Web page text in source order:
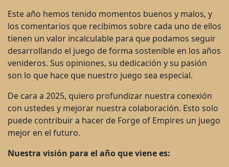
Este año hemos tenido momentos buenos y malos, y
los comentarios que recibimos sobre cada uno de ellos
tienen un valor incalculable para que podamos seguir
desarrollando el juego de forma sostenible en los años
venideros. Sus opiniones, su dedicación y su pasión
son lo que hace que nuestro juego sea especial.
De cara a 2025, quiero profundizar nuestra conexión
con ustedes y mejorar nuestra colaboración. Esto solo
puede contribuir a hacer de Forge of Empires un juego
mejor en el futuro.
Nuestra visión para el año que viene es: